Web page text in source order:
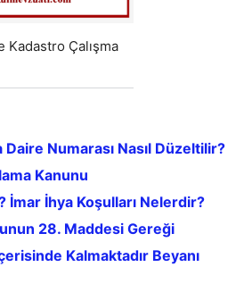
Kadastro Çalışma
Daire Numarası Nasıl Düzeltilir?
Kanunu
İmar İhya Koşulları Nelerdir?
28. Maddesi Gereği
Kalmaktadır Beyanı